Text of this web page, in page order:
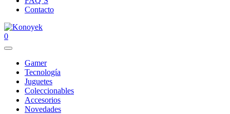
Contacto
0
Gamer
Tecnología
Juguetes
Coleccionables
Accesorios
Novedades